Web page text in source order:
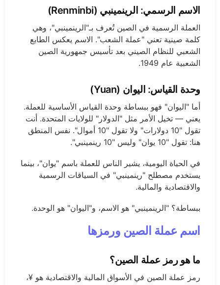
الاسم الرسمي: الرينمينبي (Renminbi)
العملة الرسمية في الصين تُعرف بـ"الرينمينبي"، وهي
كلمة صينية تعني "عملة الشعب". الاسم يعكس الطابع
الشعبي للنظام الصيني بعد تأسيس جمهورية الصين
الشعبية عام 1949.
وحدة القياس: اليوان (Yuan)
أما "اليوان" فهو ببساطة وحدة القياس الأساسية للعملة.
يعني — تخيل الأمر مثل "الدولار" للولايات المتحدة. أنت
تقول "10 دولارات" ولا تقول "10 أموال". نفس المنطق
هنا: تقول "10 يوان" وليس "10 رينمينبي".
في الحياة اليومية، يشير الناس للعملة باسم "يوان"، بينما
يستخدم مصطلح "رينمينبي" في السياقات الرسمية
والاقتصادية والمالية.
ببساطة؟ "الرينمينبي" هو الاسم، و"اليوان" هو الوحدة.
اسم عملة الصين ورمزها
ما هو رمز عملة الصين؟
رمز عملة الصين في الأسواق المالية والاقتصادية هو ¥،